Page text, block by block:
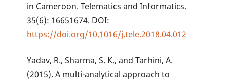
in Cameroon. Telematics and Informatics.
35(6): 16651674. DOI:
https://doi.org/10.1016/j.tele.2018.04.012
Yadav, R., Sharma, S. K., and Tarhini, A.
(2015). A multi-analytical approach to